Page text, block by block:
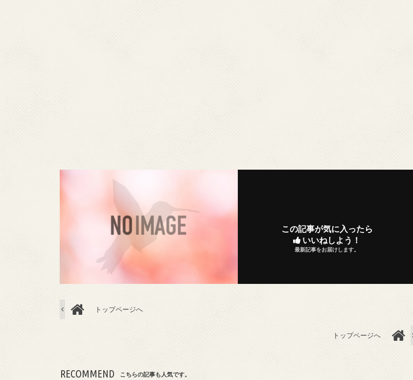
この記事が気に入ったら
いいねしよう！
最新記事をお届けします。
トップページへ
トップページへ
RECOMMEND こちらの記事も人気です。